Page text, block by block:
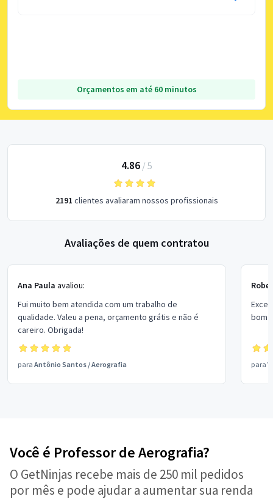
Orçamentos em até 60 minutos
4.86/ 5
2191 clientes avaliaram nossos profissionais
Avaliações de quem contratou
Ana Paula avaliou:
Fui muito bem atendida com um trabalho de
qualidade. Valeu a pena, orçamento grátis e não é
careiro. Obrigada!
para Antônio Santos /Aerografia
bom
para
Você é Professor de Aerografia?
O GetNinjas recebe mais de 250 mil pedidos
por mês e pode ajudar a aumentar sua renda